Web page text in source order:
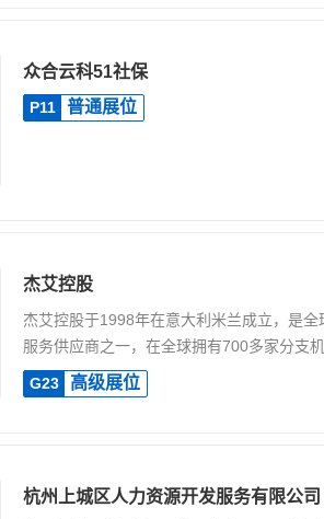
众合云科51社保
P11 普通展位
杰艾控股
杰艾控股于1998年在意大利米兰成立，是
服务供应商之一，在全球拥有700多家分支
G23 高级展位
杭州上城区人力资源开发服务有限公司